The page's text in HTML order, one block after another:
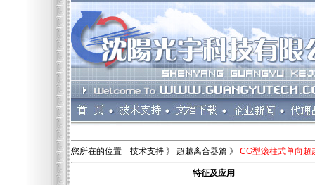
您所在的位置 技术支持 》 超越离合器篇 》 CG型滚柱式单向超
特征及应用